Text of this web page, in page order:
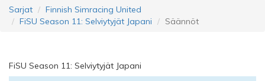
Sarjat
Finnish Simracing United
FiSU Season 11: Selviytyjät Japani
Säännöt
FiSU Season 11: Selviytyjät Japani